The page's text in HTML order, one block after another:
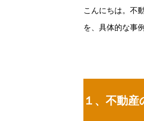
こんにちは。不
を、具体的な事
１、不動